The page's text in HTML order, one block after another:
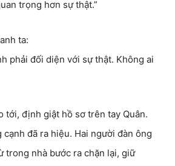
trọng hơn sự thật.”
ta:
phải đối diện với sự thật. Không ai
tới, định giật hồ sơ trên tay Quân.
đã ra hiệu. Hai người đàn ông
trong nhà bước ra chặn lại, giữ